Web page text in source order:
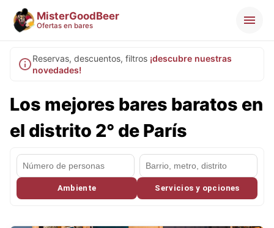
MisterGoodBeer
Ofertas en bares
Reservas, descuentos, filtros ¡descubre nuestras
novedades!
Los mejores bares baratos en
el distrito 2° de París
Ambiente Servicios y opciones